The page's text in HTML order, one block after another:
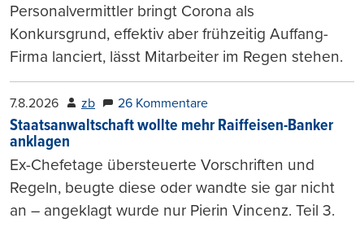
Personalvermittler bringt Corona als
Konkursgrund, effektiv aber frühzeitig Auffang-
Firma lanciert, lässt Mitarbeiter im Regen stehen.
7.8.2026 zb 26 Kommentare
Staatsanwaltschaft wollte mehr Raiffeisen-Banker
anklagen
Ex-Chefetage übersteuerte Vorschriften und
Regeln, beugte diese oder wandte sie gar nicht
an – angeklagt wurde nur Pierin Vincenz. Teil 3.